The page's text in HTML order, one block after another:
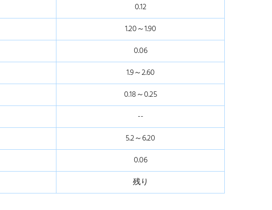
0.12
1.20～1.90
0.06
1.9～2.60
0.18～0.25
--
5.2～6.20
0.06
残り